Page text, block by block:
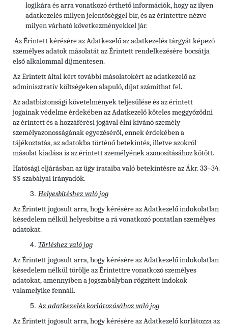
logikára és arra vonatkozó érthető információk, hogy az ilyen
adatkezelés milyen jelentőséggel bír, és az érintettre nézve
milyen várható következményekkel jár.
Az Érintett kérésére az Adatkezelő az adatkezelés tárgyát képező
személyes adatok másolatát az Érintett rendelkezésére bocsátja
első alkalommal díjmentesen.
Az Érintett által kért további másolatokért az adatkezelő az
adminisztratív költségeken alapuló, díjat számíthat fel.
Az adatbiztonsági követelmények teljesülése és az érintett
jogainak védelme érdekében az Adatkezelő köteles meggyőződni
az érintett és a hozzáférési jogával élni kívánó személy
személyazonosságának egyezéséről, ennek érdekében a
tájékoztatás, az adatokba történő betekintés, illetve azokról
másolat kiadása is az érintett személyének azonosításához kötött.
Hatósági eljárásban az ügy irataiba való betekintésre az Ákr. 33–34.
§§ szabályai irányadók.
Helyesbítéshez való jog
Az Érintett jogosult arra, hogy kérésére az Adatkezelő indokolatlan
késedelem nélkül helyesbítse a rá vonatkozó pontatlan személyes
adatokat.
Törléshez való jog
Az Érintettjogosult arra, hogy kérésére az Adatkezelő indokolatlan
késedelem nélkül törölje az Érintettre vonatkozó személyes
adatokat, amennyiben a jogszabályban rögzített indokok
valamelyike fennáll.
Az adatkezelés korlátozásához való jog
Az Érintett jogosult arra, hogy kérésére az Adatkezelő korlátozza az